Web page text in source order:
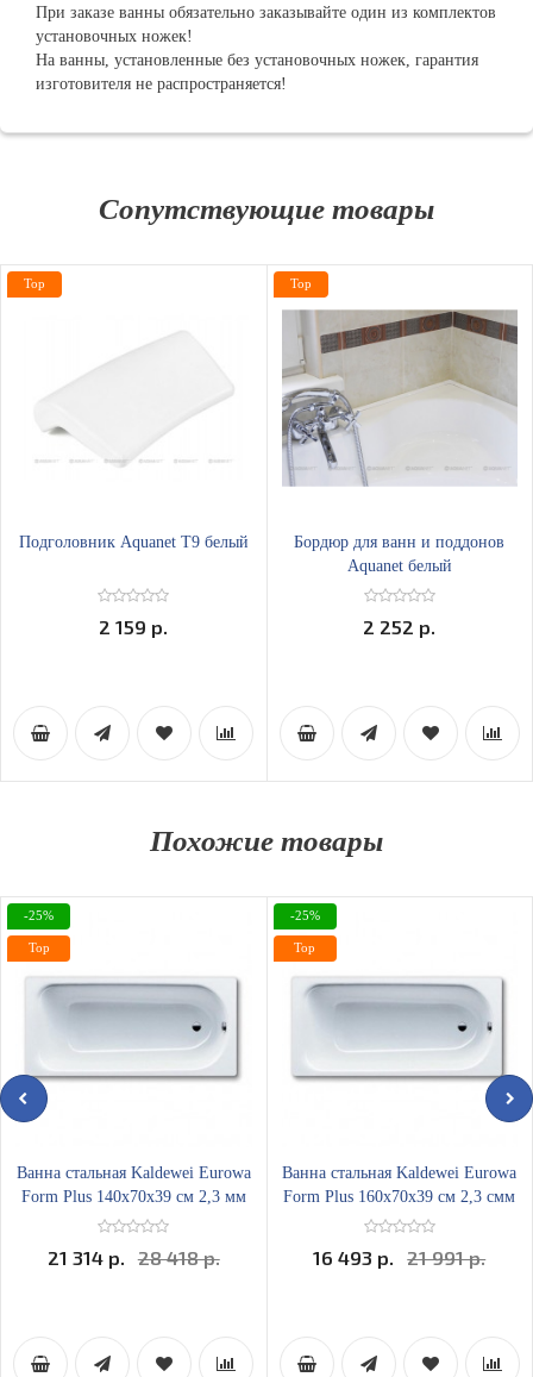
При заказе ванны обязательно заказывайте один из комплектов
установочных ножек!
На ванны, установленные без установочных ножек, гарантия
изготовителя не распространяется!
Сопутствующие товары
Подголовник Aquanet T9 белый
2 159 р.
Top
Бордюр для ванн и поддонов
Aquanet белый
2 252 р.
Top
Похожие товары
Ванна стальная Kaldewei Eurowa
Form Plus 140х70x39 см 2,3 мм
21 314 р. 28 418 р.
-25%
Top
Ванна стальная Kaldewei Eurowa
Form Plus 160х70x39 см 2,3 смм
16 493 р. 21 991 р.
-25%
Top